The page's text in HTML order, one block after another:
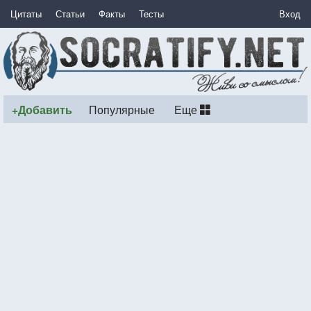
Цитаты Статьи Факты Тесты Вход
+Добавить Популярные Еще